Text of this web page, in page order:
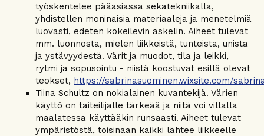
työskentelee pääasiassa sekatekniikalla,
yhdistellen moninaisia materiaaleja ja menetelmiä
luovasti, edeten kokeilevin askelin. Aiheet tulevat
mm. luonnosta, mielen liikkeistä, tunteista, unista
ja ystävyydestä. Värit ja muodot, tila ja leikki,
rytmi ja sopusointu - niistä koostuvat esillä olevat
teokset, https://sabrinasuominen.wixsite.com/
Tiina Schultz on nokialainen kuvantekijä. Värien
käyttö on taiteilijalle tärkeää ja niitä voi villalla
maalatessa käyttääkin runsaasti. Aiheet tulevat
ympäristöstä, toisinaan kaikki lähtee liikkeelle